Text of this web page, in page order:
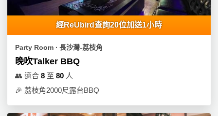
經ReUbird查詢20位加送1小時
Party Room ∙ 長沙灣-荔枝角
晚吹Talker BBQ
👥 適合 8 至 80 人
🎉 荔枝角2000尺露台BBQ